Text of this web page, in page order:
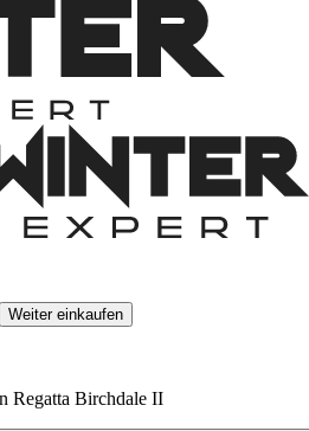
Weiter einkaufen
Regatta Birchdale II